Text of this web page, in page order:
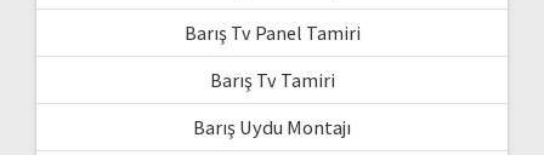
Barış Tv Panel Tamiri
Barış Tv Tamiri
Barış Uydu Montajı